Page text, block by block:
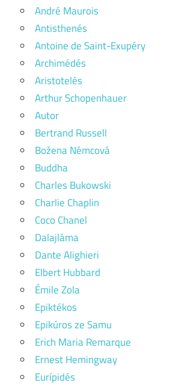
André Maurois
Antisthenés
Antoine de Saint-Exupéry
Archimédés
Aristotelés
Arthur Schopenhauer
Autor
Bertrand Russell
Božena Němcová
Buddha
Charles Bukowski
Charlie Chaplin
Coco Chanel
Dalajláma
Dante Alighieri
Elbert Hubbard
Émile Zola
Epiktékos
Epikúros ze Samu
Erich Maria Remarque
Ernest Hemingway
Eurípidés